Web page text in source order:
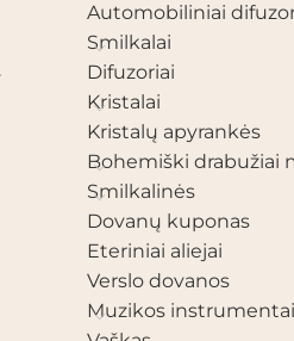
Automobiliniai
Smilkalai
Difuzoriai
Kristalai
Kristalų apyrankės
Bohemiški drabužiai
Smilkalinės
Dovanų kuponas
Eteriniai aliejai
Verslo dovanos
Muzikos instrumentai